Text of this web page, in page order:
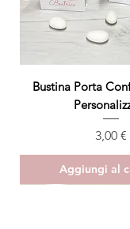
Bustina Porta
Prezzo
3,00 €
Aggiungi al